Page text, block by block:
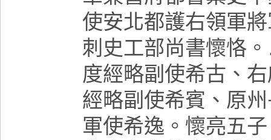
使安北都護右領軍
刺史工部尚書懷恪
度經略副使希古、
經略副使希賓、原
軍使希逸。懷亮五